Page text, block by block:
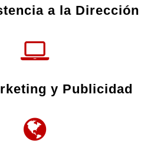
a la Dirección
y Publicidad